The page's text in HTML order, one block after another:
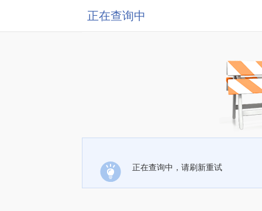
正在查询中
正在查询中，请刷新重试